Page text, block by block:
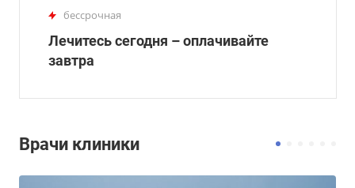
бессрочная
Лечитесь сегодня – оплачивайте
завтра
Врачи клиники